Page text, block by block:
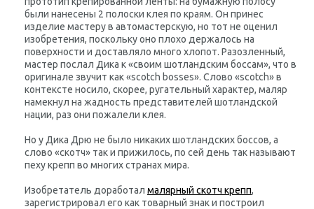
были нанесены 2 полоски клея по краям. Он принес
изделие мастеру в автомастерскую, но тот не оценил
изобретения, поскольку оно плохо держалось на
поверхности и доставляло много хлопот. Разозленный,
мастер послал Дика к «своим шотландским боссам», что в
оригинале звучит как «scotch bosses». Слово «scotch» в
контексте носило, скорее, ругательный характер, маляр
намекнул на жадность представителей шотландской
нации, раз они пожалели клея.
Но у Дика Дрю не было никаких шотландских боссов, а
слово «скотч» так и прижилось, по сей день так называют
пеху крепп во многих странах мира.
Изобретатель доработал малярный скотч крепп,
зарегистрировал его как товарный знак и построил